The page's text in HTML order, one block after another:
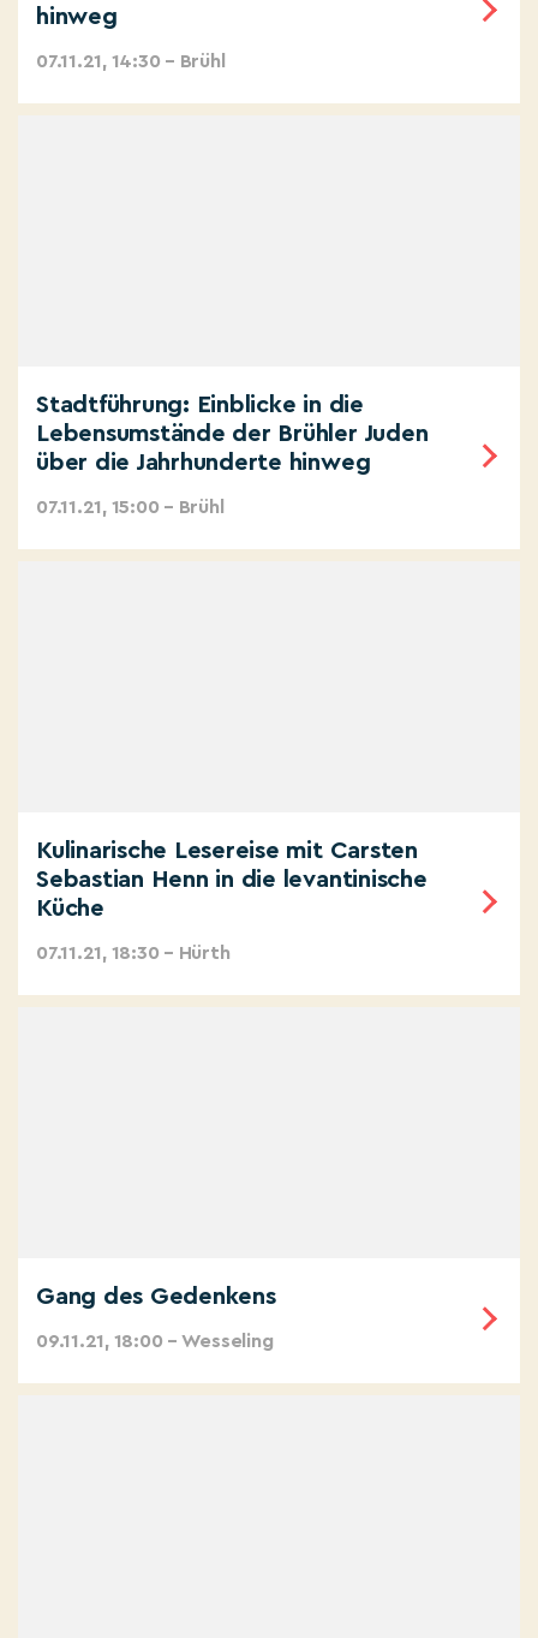
hinweg
07.11.21, 14:30 – Brühl
Stadtführung: Einblicke in die
Lebensumstände der Brühler Juden
über die Jahrhunderte hinweg
07.11.21, 15:00 – Brühl
Kulinarische Lesereise mit Carsten
Sebastian Henn in die levantinische
Küche
07.11.21, 18:30 – Hürth
Gang des Gedenkens
09.11.21, 18:00 – Wesseling